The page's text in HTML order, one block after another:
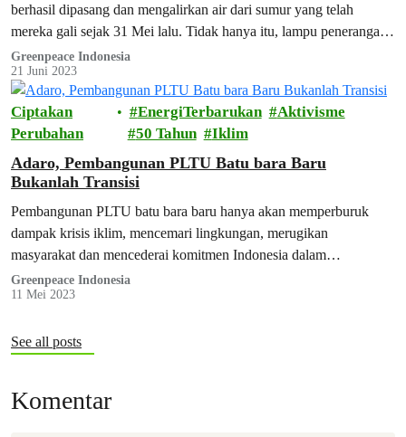
berhasil dipasang dan mengalirkan air dari sumur yang telah
mereka gali sejak 31 Mei lalu. Tidak hanya itu, lampu penerangan
di jalan desa yang juga bertenaga surya, telah menerangi kampung
tersebut.
Greenpeace Indonesia
21 Juni 2023
Ciptakan
Perubahan
EnergiTerbarukan
Aktivisme
50 Tahun
Iklim
Adaro, Pembangunan PLTU Batu bara Baru
Bukanlah Transisi
Pembangunan PLTU batu bara baru hanya akan memperburuk
dampak krisis iklim, mencemari lingkungan, merugikan
masyarakat dan mencederai komitmen Indonesia dalam
menurunkan emisi karbon dari sektor energi
Greenpeace Indonesia
11 Mei 2023
See all posts
Komentar